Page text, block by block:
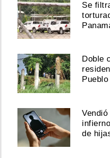
Se
Doble
de